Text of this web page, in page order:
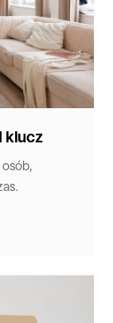
klucz